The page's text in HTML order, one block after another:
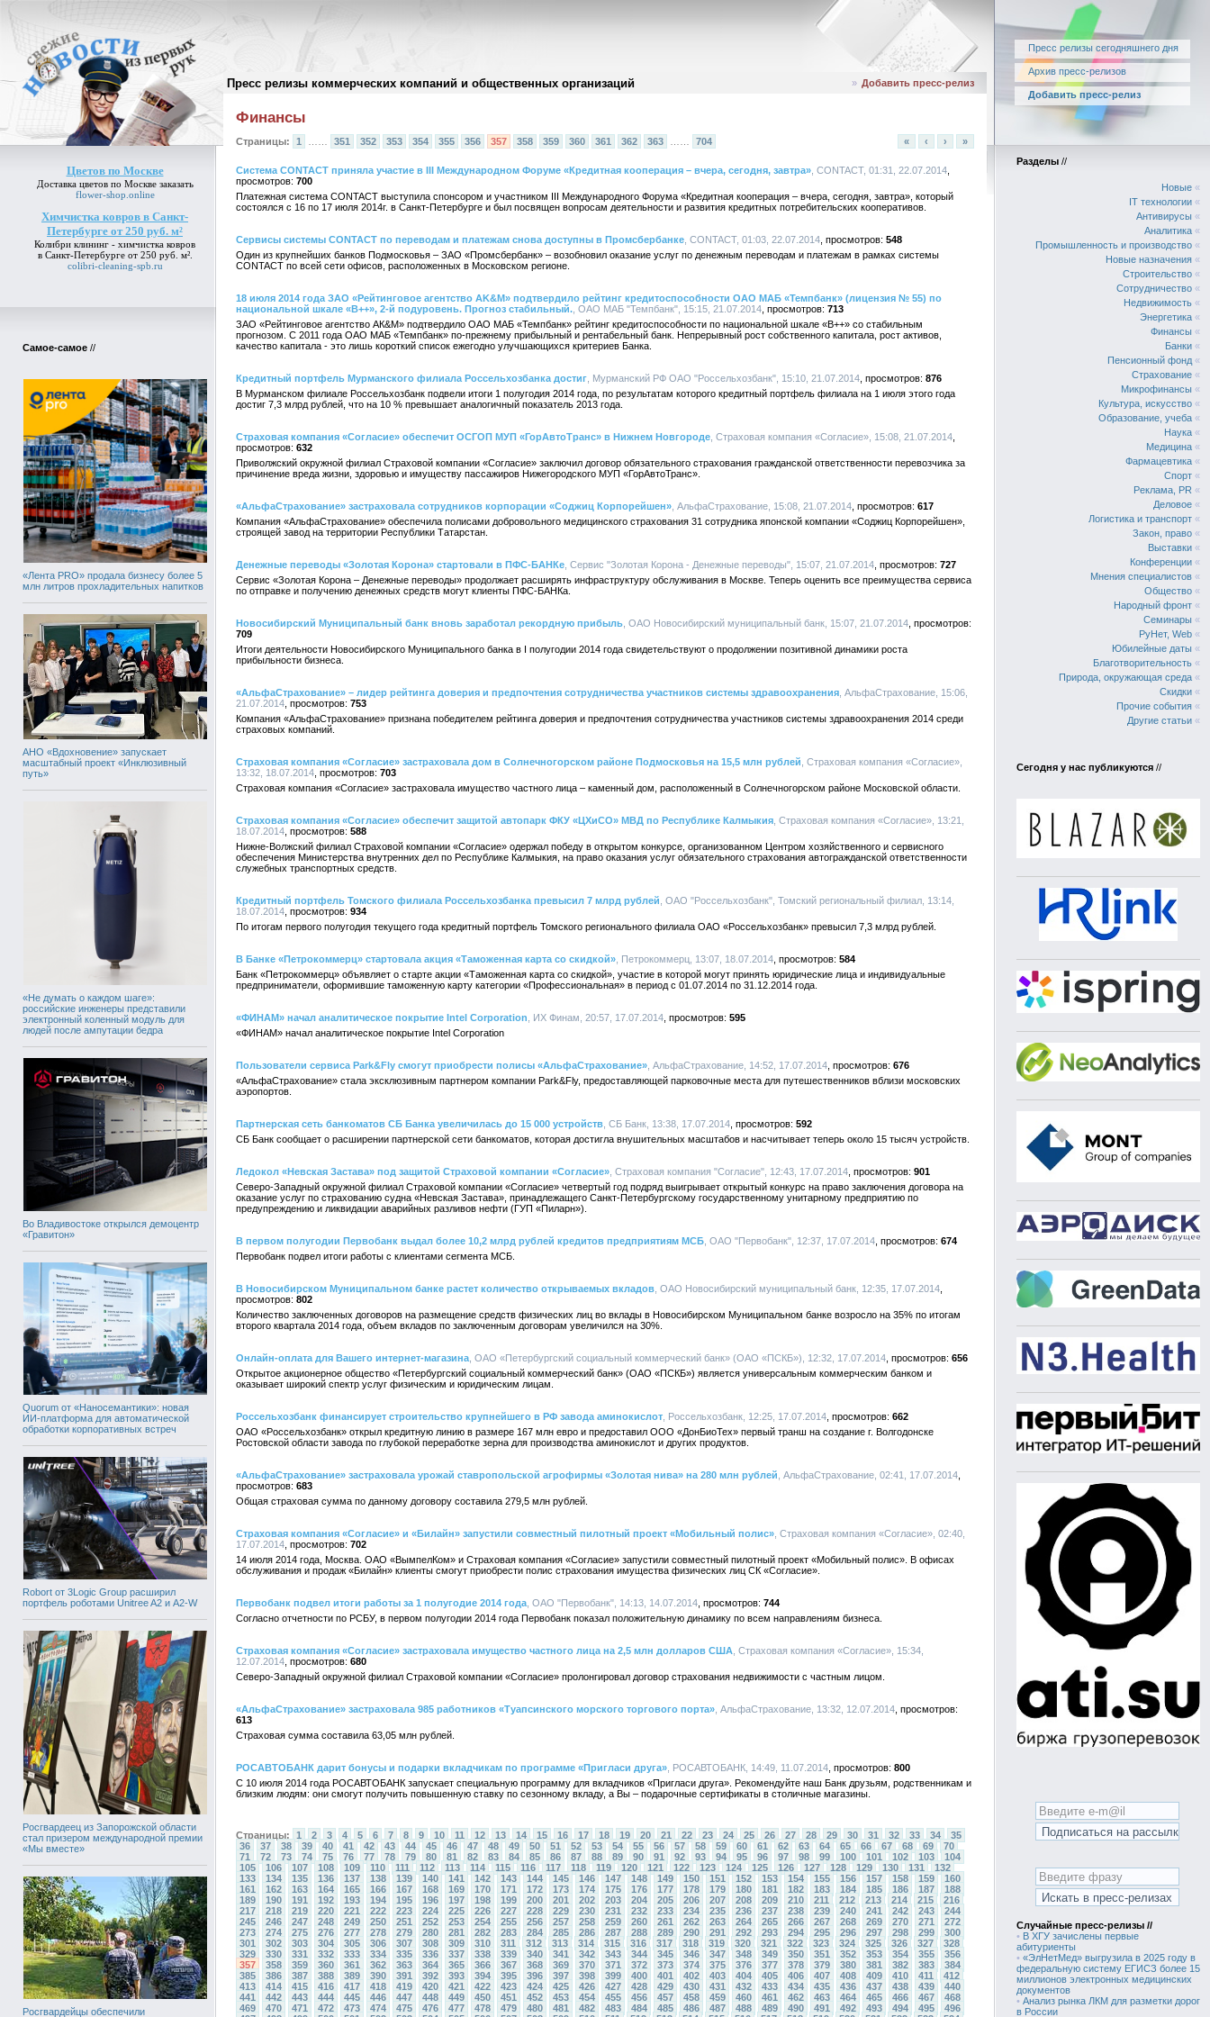
Пресс релизы коммерческих компаний и общественных организаций
Пресс релизы сегодняшнего дня
Архив пресс-релизов
Добавить пресс-релиз
Цветов по Москве
Доставка цветов по Москвезаказать
flower-shop.online
Химчистка ковров в Санкт-
Петербурге от 250 руб. м²
Колибри клининг - химчистка ковров
в Санкт-Петербурге от 250 руб. м².
colibri-cleaning-spb.ru
Самое-самое //
«Лента PRO» продала бизнесу более 5
млн литров прохладительных напитков
АНО «Вдохновение» запускает
масштабный проект «Инклюзивный
путь»
«Не думать о каждом шаге»:
российские инженеры представили
электронный коленный модуль для
людей после ампутации бедра
Во Владивостоке открылся демоцентр
«Гравитон»
Quorum от «Наносемантики»: новая
ИИ-платформа для автоматической
обработки корпоративных встреч
Robort от 3Logic Group расширил
портфель роботами Unitree A2 и A2-W
Росгвардеец из Запорожской области
стал призером международной премии
«Мы вместе»
Росгвардейцы обеспечили
Архив пресс-релизов// » Добавить пресс-релиз
Финансы
Страницы: 1 351 352 353 354 355 356 357 358 359 360 361 362 363 704 « ‹ › »
Система CONTACT приняла участие в III Международном Форуме «Кредитная кооперация – вчера, сегодня, завтра» , CONTACT, 01:31, 22.07.2014
700
Платежная система CONTACT выступила спонсором и участником III Международного Форума «Кредитная кооперация – вчера, сегодня, завтра», который
состоялся с 16 по 17 июля 2014г. в Санкт-Петербурге и был посвящен вопросам деятельности и развития кредитных потребительских кооперативов.
Сервисы системы CONTACT по переводам и платежам снова доступны в Промсбербанке , CONTACT, 01:03, 22.07.2014
548
Один из крупнейших банков Подмосковья – ЗАО «Промсбербанк» – возобновил оказание услуг по денежным переводам и платежам в рамках системы
CONTACT по всей сети офисов, расположенных в Московском регионе.
18 июля 2014 года ЗАО «Рейтинговое агентство AK&M» подтвердило рейтинг кредитоспособности ОАО МАБ «Темпбанк» (лицензия № 55) по
национальной шкале «B++», 2-й подуровень. Прогноз стабильный. , ОАО МАБ "Темпбанк", 15:15, 21.07.2014
713
ЗАО «Рейтинговое агентство АК&M» подтвердило ОАО МАБ «Темпбанк» рейтинг кредитоспособности по национальной шкале «В++» со стабильным
прогнозом. С 2011 года ОАО МАБ «Темпбанк» по-прежнему прибыльный и рентабельный банк. Непрерывный рост собственного капитала, рост активов,
качество капитала - это лишь короткий список ежегодно улучшающихся критериев Банка.
Кредитный портфель Мурманского филиала Россельхозбанка достиг , Мурманский РФ ОАО "Россельхозбанк", 15:10, 21.07.2014
876
В Мурманском филиале Россельхозбанк подвели итоги 1 полугодия 2014 года, по результатам которого кредитный портфель филиала на 1 июля этого года
достиг 7,3 млрд рублей, что на 10 % превышает аналогичный показатель 2013 года.
Страховая компания «Согласие» обеспечит ОСГОП МУП «ГорАвтоТранс» в Нижнем Новгороде , Страховая компания «Согласие», 15:08, 21.07.2014
632
Приволжский окружной филиал Страховой компании «Согласие» заключил договор обязательного страхования гражданской ответственности перевозчика за
причинение вреда жизни, здоровью и имуществу пассажиров Нижегородского МУП «ГорАвтоТранс».
«АльфаСтрахование» застраховала сотрудников корпорации «Соджиц Корпорейшен» , АльфаСтрахование, 15:08, 21.07.2014
617
Компания «АльфаСтрахование» обеспечила полисами добровольного медицинского страхования 31 сотрудника японской компании «Соджиц Корпорейшен»,
строящей завод на территории Республики Татарстан.
Денежные переводы «Золотая Корона» стартовали в ПФС-БАНКе , Сервис "Золотая Корона - Денежные переводы", 15:07, 21.07.2014
727
Сервис «Золотая Корона – Денежные переводы» продолжает расширять инфраструктуру обслуживания в Москве. Теперь оценить все преимущества сервиса
по отправке и получению денежных средств могут клиенты ПФС-БАНКа.
Новосибирский Муниципальный банк вновь заработал рекордную прибыль , ОАО Новосибирский муниципальный банк, 15:07, 21.07.2014
709
Итоги деятельности Новосибирского Муниципального банка в I полугодии 2014 года свидетельствуют о продолжении позитивной динамики роста
прибыльности бизнеса.
«АльфаСтрахование» – лидер рейтинга доверия и предпочтения сотрудничества участников системы здравоохранения , АльфаСтрахование, 15:06,
21.07.2014
753
Компания «АльфаСтрахование» признана победителем рейтинга доверия и предпочтения сотрудничества участников системы здравоохранения 2014 среди
страховых компаний.
Страховая компания «Согласие» застраховала дом в Солнечногорском районе Подмосковья на 15,5 млн рублей , Страховая компания «Согласие»,
13:32, 18.07.2014
703
Страховая компания «Согласие» застраховала имущество частного лица – каменный дом, расположенный в Солнечногорском районе Московской области.
Страховая компания «Согласие» обеспечит защитой автопарк ФКУ «ЦХиСО» МВД по Республике Калмыкия , Страховая компания «Согласие», 13:21,
18.07.2014
588
Нижне-Волжский филиал Страховой компании «Согласие» одержал победу в открытом конкурсе, организованном Центром хозяйственного и сервисного
обеспечения Министерства внутренних дел по Республике Калмыкия, на право оказания услуг обязательного страхования автогражданской ответственности
служебных транспортных средств.
Кредитный портфель Томского филиала Россельхозбанка превысил 7 млрд рублей , ОАО "Россельхозбанк", Томский региональный филиал, 13:14,
18.07.2014
934
По итогам первого полугодия текущего года кредитный портфель Томского регионального филиала ОАО «Россельхозбанк» превысил 7,3 млрд рублей.
В Банке «Петрокоммерц» стартовала акция «Таможенная карта со скидкой» , Петрокоммерц, 13:07, 18.07.2014
584
Банк «Петрокоммерц» объявляет о старте акции «Таможенная карта со скидкой», участие в которой могут принять юридические лица и индивидуальные
предприниматели, оформившие таможенную карту категории «Профессиональная» в период с 01.07.2014 по 31.12.2014 года.
«ФИНАМ» начал аналитическое покрытие Intel Corporation , ИХ Финам, 20:57, 17.07.2014
595
«ФИНАМ» начал аналитическое покрытие Intel Corporation
Пользователи сервиса Park&Fly смогут приобрести полисы «АльфаСтрахование» , АльфаСтрахование, 14:52, 17.07.2014
676
«АльфаСтрахование» стала эксклюзивным партнером компании Park&Fly, предоставляющей парковочные места для путешественников вблизи московских
аэропортов.
Партнерская сеть банкоматов СБ Банка увеличилась до 15 000 устройств , СБ Банк, 13:38, 17.07.2014
592
СБ Банк сообщает о расширении партнерской сети банкоматов, которая достигла внушительных масштабов и насчитывает теперь около 15 тысяч устройств.
Ледокол «Невская Застава» под защитой Страховой компании «Согласие» , Страховая компания "Согласие", 12:43, 17.07.2014
901
Северо-Западный окружной филиал Страховой компании «Согласие» четвертый год подряд выигрывает открытый конкурс на право заключения договора на
оказание услуг по страхованию судна «Невская Застава», принадлежащего Санкт-Петербургскому государственному унитарному предприятию по
предупреждению и ликвидации аварийных разливов нефти (ГУП «Пиларн»).
В первом полугодии Первобанк выдал более 10,2 млрд рублей кредитов предприятиям МСБ , ОАО "Первобанк", 12:37, 17.07.2014
674
Первобанк подвел итоги работы с клиентами сегмента МСБ.
В Новосибирском Муниципальном банке растет количество открываемых вкладов , ОАО Новосибирский муниципальный банк, 12:35, 17.07.2014
802
Количество заключенных договоров на размещение средств физических лиц во вклады в Новосибирском Муниципальном банке возросло на 35% по итогам
второго квартала 2014 года, объем вкладов по заключенным договорам увеличился на 30%.
Онлайн-оплата для Вашего интернет-магазина , ОАО «Петербургский социальный коммерческий банк» (ОАО «ПСКБ»), 12:32, 17.07.2014
656
Открытое акционерное общество «Петербургский социальный коммерческий банк» (ОАО «ПСКБ») является универсальным коммерческим банком и
оказывает широкий спектр услуг физическим и юридическим лицам.
Россельхозбанк финансирует строительство крупнейшего в РФ завода аминокислот , Россельхозбанк, 12:25, 17.07.2014
662
ОАО «Россельхозбанк» открыл кредитную линию в размере 167 млн евро и предоставил ООО «ДонБиоТех» первый транш на создание г. Волгодонске
Ростовской области завода по глубокой переработке зерна для производства аминокислот и других продуктов.
«АльфаСтрахование» застраховала урожай ставропольской агрофирмы «Золотая нива» на 280 млн рублей , АльфаСтрахование, 02:41, 17.07.2014
683
Общая страховая сумма по данному договору составила 279,5 млн рублей.
Страховая компания «Согласие» и «Билайн» запустили совместный пилотный проект «Мобильный полис» , Страховая компания «Согласие», 02:40,
17.07.2014
702
14 июля 2014 года, Москва. ОАО «ВымпелКом» и Страховая компания «Согласие» запустили совместный пилотный проект «Мобильный полис». В офисах
обслуживания и продаж «Билайн» клиенты смогут приобрести полис страхования имущества физических лиц СК «Согласие».
Первобанк подвел итоги работы за 1 полугодие 2014 года , ОАО "Первобанк", 14:13, 14.07.2014
744
Согласно отчетности по РСБУ, в первом полугодии 2014 года Первобанк показал положительную динамику по всем направлениям бизнеса.
Страховая компания «Согласие» застраховала имущество частного лица на 2,5 млн долларов США , Страховая компания «Согласие», 15:34,
12.07.2014
680
Северо-Западный окружной филиал Страховой компании «Согласие» пролонгировал договор страхования недвижимости с частным лицом.
«АльфаСтрахование» застраховала 985 работников «Туапсинского морского торгового порта» , АльфаСтрахование, 13:32, 12.07.2014
613
Страховая сумма составила 63,05 млн рублей.
РОСАВТОБАНК дарит бонусы и подарки вкладчикам по программе «Пригласи друга» , РОСАВТОБАНК, 14:49, 11.07.2014
800
С 10 июля 2014 года РОСАВТОБАНК запускает специальную программу для вкладчиков «Пригласи друга». Рекомендуйте наш Банк друзьям, родственникам и
близким людям: они смогут получить повышенную ставку по сезонному вкладу, а Вы – подарочные сертификаты в столичные магазины.
Страницы: 1 2 3 4 5 6 7 8 9 10 11 12 13 14 15 16 17 18 19 20 21 22 23 24 25 26 27 28 29 30 31 32 33 34
35
36
37 38 39 40 41 42 43 44 45 46 47 48 49 50 51 52 53 54 55 56 57 58 59 60 61 62 63 64 65 66 67 68 69
70
71
72 73 74 75 76 77 78 79 80 81 82 83 84 85 86 87 88 89 90 91 92 93 94 95 96 97 98 99 100 101 102 103
104
105
106 107 108 109 110 111 112 113 114 115 116 117 118 119 120 121 122 123 124 125 126 127 128 129 130 131
132
133
134 135 136 137 138 139 140 141 142 143 144 145 146 147 148 149 150 151 152 153 154 155 156 157 158 159
160
161
162 163 164 165 166 167 168 169 170 171 172 173 174 175 176 177 178 179 180 181 182 183 184 185 186 187
188
189
190 191 192 193 194 195 196 197 198 199 200 201 202 203 204 205 206 207 208 209 210 211 212 213 214 215
216
217
218 219 220 221 222 223 224 225 226 227 228 229 230 231 232 233 234 235 236 237 238 239 240 241 242 243
244
245
246 247 248 249 250 251 252 253 254 255 256 257 258 259 260 261 262 263 264 265 266 267 268 269 270 271
272
273
274 275 276 277 278 279 280 281 282 283 284 285 286 287 288 289 290 291 292 293 294 295 296 297 298 299
300
301
302 303 304 305 306 307 308 309 310 311 312 313 314 315 316 317 318 319 320 321 322 323 324 325 326 327
328
329
330 331 332 333 334 335 336 337 338 339 340 341 342 343 344 345 346 347 348 349 350 351 352 353 354 355
356
357
358 359 360 361 362 363 364 365 366 367 368 369 370 371 372 373 374 375 376 377 378 379 380 381 382 383
384
385
386 387 388 389 390 391 392 393 394 395 396 397 398 399 400 401 402 403 404 405 406 407 408 409 410 411
412
413
414 415 416 417 418 419 420 421 422 423 424 425 426 427 428 429 430 431 432 433 434 435 436 437 438 439
440
441
442 443 444 445 446 447 448 449 450 451 452 453 454 455 456 457 458 459 460 461 462 463 464 465 466 467
468
469
470 471 472 473 474 475 476 477 478 479 480 481 482 483 484 485 486 487 488 489 490 491 492 493 494 495
496
Разделы //
Новые «
IT технологии «
Антивирусы «
Аналитика «
Промышленность и производство «
Новые назначения «
Строительство «
Сотрудничество «
Недвижимость «
Энергетика «
Финансы «
Банки «
Пенсионный фонд «
Страхование «
Микрофинансы «
Культура, искусство «
Образование, учеба «
Наука «
Медицина «
Фармацевтика «
Спорт «
Реклама, PR «
Деловое «
Логистика и транспорт «
Закон, право «
Выставки «
Конференции «
Мнения специалистов «
Общество «
Народный фронт «
Семинары «
РуНет, Web «
Юбилейные даты «
Благотворительность «
Природа, окружающая среда «
Скидки «
Прочие события «
Другие статьи «
Сегодня у нас публикуются //
Случайные пресс-релизы //
• В ХГУ зачислены первые
абитуриенты
• «ЭлНетМед» выгрузила в 2025 году в
федеральную систему ЕГИСЗ более 15
миллионов электронных медицинских
документов
• Анализ рынка ЛКМ для разметки дорог
в России